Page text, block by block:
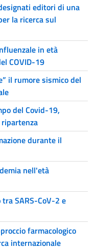
editori di una
la ricerca sul
in età
COVID-19
il rumore sismico del
del Covid-19,
ripartenza
durante il
nell'età
SARS-CoV-2 e
farmacologico
internazionale